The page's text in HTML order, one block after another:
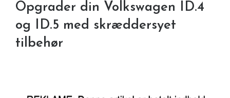
Opgrader din Volkswagen ID.4
og ID.5 med skræddersyet
tilbehør